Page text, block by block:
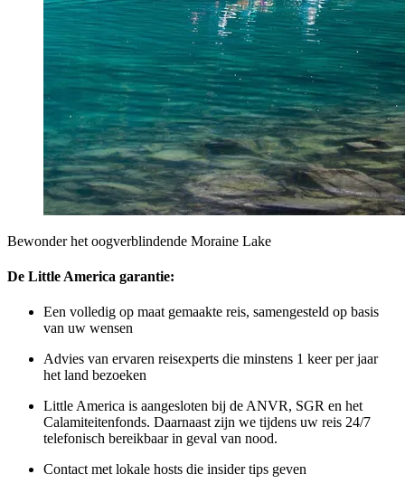
Bewonder het oogverblindende Moraine Lake
De Little America garantie:
Een volledig op maat gemaakte reis, samengesteld op basis
van uw wensen
Advies van ervaren reisexperts die minstens 1 keer per jaar
het land bezoeken
Little America is aangesloten bij de ANVR, SGR en het
Calamiteitenfonds. Daarnaast zijn we tijdens uw reis 24/7
telefonisch bereikbaar in geval van nood.
Contact met lokale hosts die insider tips geven